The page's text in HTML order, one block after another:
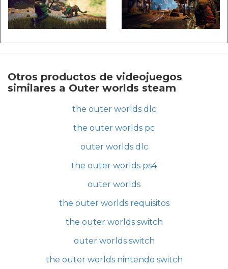
Otros productos de videojuegos
similares a Outer worlds steam
the outer worlds dlc
the outer worlds pc
outer worlds dlc
the outer worlds ps4
outer worlds
the outer worlds requisitos
the outer worlds switch
outer worlds switch
the outer worlds nintendo switch